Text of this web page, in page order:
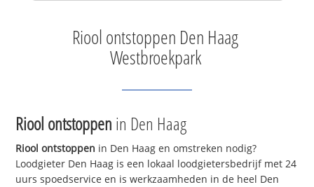
Riool ontstoppen Den Haag
Westbroekpark
Riool ontstoppen in Den Haag
Riool ontstoppen in Den Haag en omstreken nodig?
Loodgieter Den Haag is een lokaal loodgietersbedrijf met 24
uurs spoedservice en is werkzaamheden in de heel Den